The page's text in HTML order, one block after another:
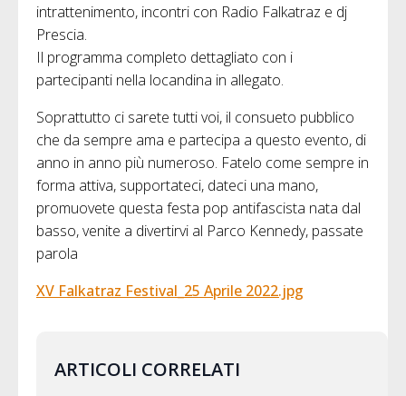
intrattenimento, incontri con Radio Falkatraz e dj
Prescia.
Il programma completo dettagliato con i
partecipanti nella locandina in allegato.
Soprattutto ci sarete tutti voi, il consueto pubblico
che da sempre ama e partecipa a questo evento, di
anno in anno più numeroso. Fatelo come sempre in
forma attiva, supportateci, dateci una mano,
promuovete questa festa pop antifascista nata dal
basso, venite a divertirvi al Parco Kennedy, passate
parola
XV Falkatraz Festival_25 Aprile 2022.jpg
ARTICOLI CORRELATI